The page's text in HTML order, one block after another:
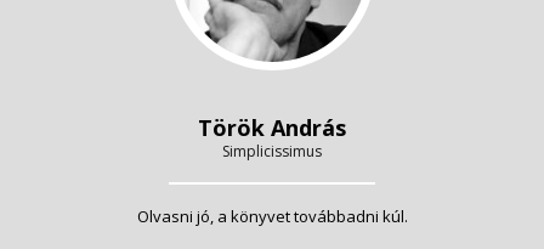
Török András
Simplicissimus
Olvasni jó, a könyvet továbbadni kúl.